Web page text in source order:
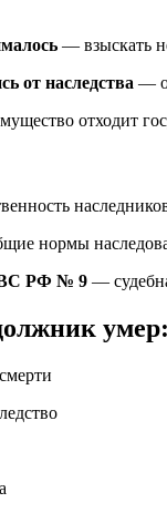
— взыскать
от наследства —
отходит
нормы
ВС РФ № 9 —
умер: